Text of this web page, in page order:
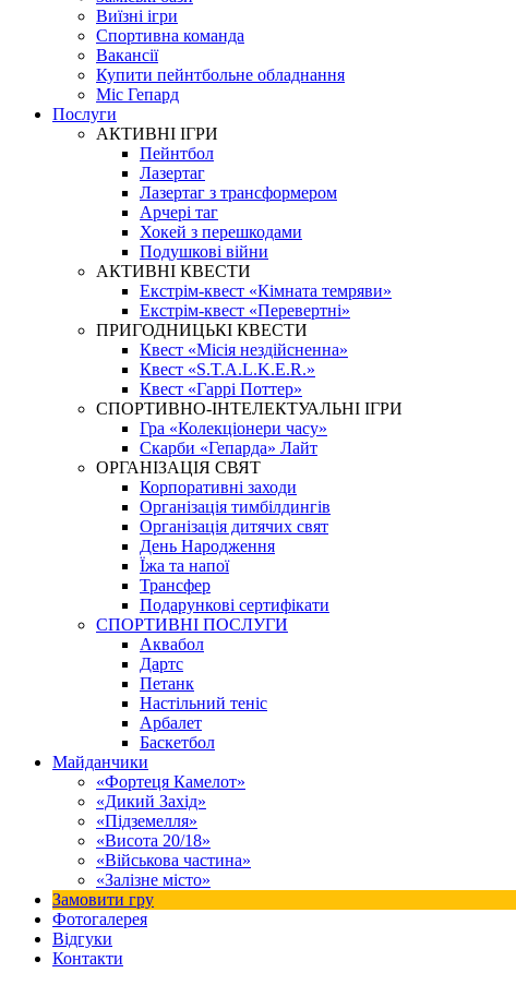
Виїзні ігри
Спортивна команда
Вакансії
Купити пейнтбольне обладнання
Міс Гепард
Послуги
АКТИВНІ ІГРИ
Пейнтбол
Лазертаг
Лазертаг з трансформером
Арчері таг
Хокей з перешкодами
Подушкові війни
АКТИВНІ КВЕСТИ
Екстрім-квест «Кімната темряви»
Екстрім-квест «Перевертні»
ПРИГОДНИЦЬКІ КВЕСТИ
Квест «Місія нездійсненна»
Квест «S.T.A.L.K.E.R.»
Квест «Гаррі Поттер»
СПОРТИВНО-ІНТЕЛЕКТУАЛЬНІ ІГРИ
Гра «Колекціонери часу»
Скарби «Гепарда» Лайт
ОРГАНІЗАЦІЯ СВЯТ
Корпоративні заходи
Організація тимбілдингів
Організація дитячих свят
День Народження
Їжа та напої
Трансфер
Подарункові сертифікати
СПОРТИВНІ ПОСЛУГИ
Аквабол
Дартс
Петанк
Настільний теніс
Арбалет
Баскетбол
Майданчики
«Фортеця Камелот»
«Дикий Захід»
«Підземелля»
«Висота 20/18»
«Військова частина»
«Залізне місто»
Замовити гру
Фотогалерея
Відгуки
Контакти